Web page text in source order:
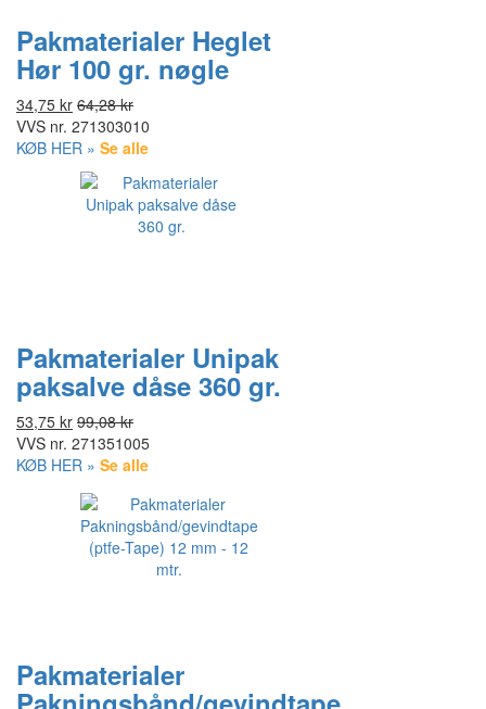
Pakmaterialer Heglet
Hør 100 gr. nøgle
34,75 kr 64,28 kr
VVS nr. 271303010
KØB HER » Se alle
Pakmaterialer Unipak
paksalve dåse 360 gr.
53,75 kr 99,08 kr
VVS nr. 271351005
KØB HER » Se alle
Pakmaterialer